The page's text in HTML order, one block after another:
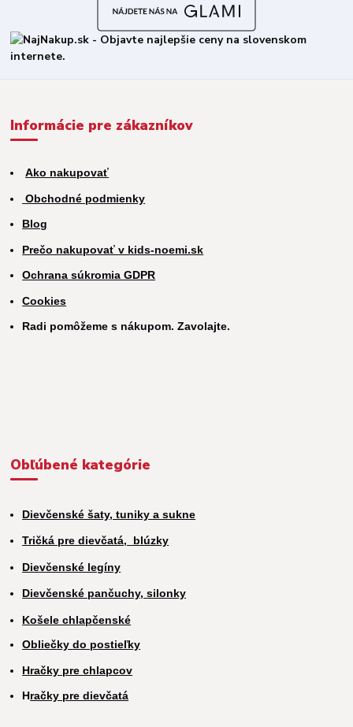
Informácie pre zákazníkov
Ako nakupovať
Obchodné podmienky
Blog
Prečo nakupovať v kids-noemi.sk
Ochrana súkromia GDPR
Cookies
Radi pomôžeme s nákupom. Zavolajte.
Obľúbené kategórie
Dievčenské šaty, tuniky a sukne
Tričká pre dievčatá, blúzky
Dievčenské legíny
Dievčenské pančuchy, silonky
Košele chlapčenské
Obliečky do postieľky
Hračky pre chlapcov
Hračky pre dievčatá